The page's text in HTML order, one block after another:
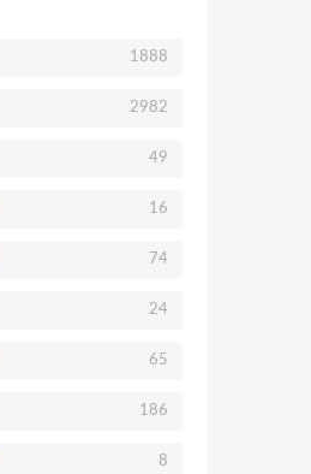
1888
2982
49
16
74
24
65
186
8